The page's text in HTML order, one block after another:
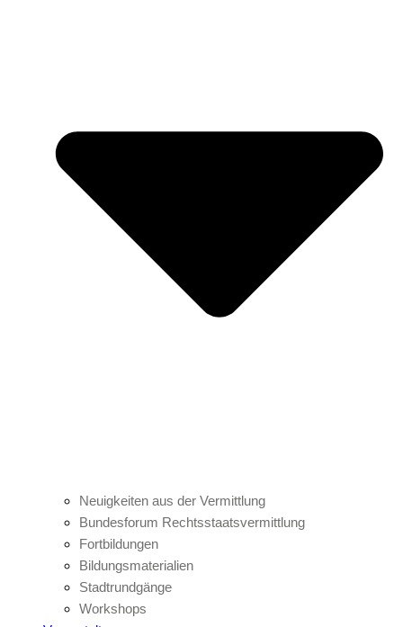
Neuigkeiten aus der Vermittlung
Bundesforum Rechtsstaatsvermittlung
Fortbildungen
Bildungsmaterialien
Stadtrundgänge
Workshops